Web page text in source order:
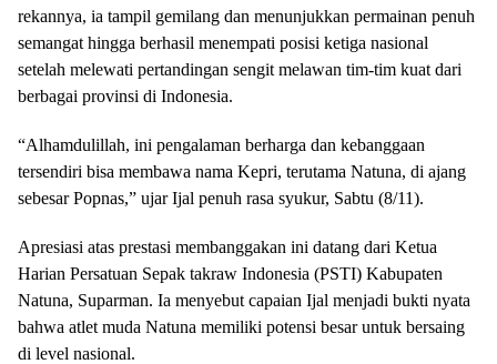
rekannya, ia tampil gemilang dan menunjukkan permainan penuh
semangat hingga berhasil menempati posisi ketiga nasional
setelah melewati pertandingan sengit melawan tim-tim kuat dari
berbagai provinsi di Indonesia.
“Alhamdulillah, ini pengalaman berharga dan kebanggaan
tersendiri bisa membawa nama Kepri, terutama Natuna, di ajang
sebesar Popnas,” ujar Ijal penuh rasa syukur, Sabtu (8/11).
Apresiasi atas prestasi membanggakan ini datang dari Ketua
Harian Persatuan Sepak takraw Indonesia (PSTI) Kabupaten
Natuna, Suparman. Ia menyebut capaian Ijal menjadi bukti nyata
bahwa atlet muda Natuna memiliki potensi besar untuk bersaing
di level nasional.